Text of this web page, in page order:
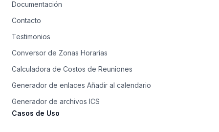
Documentación
Contacto
Testimonios
Conversor de Zonas Horarias
Calculadora de Costos de Reuniones
Generador de enlaces Añadir al calendario
Generador de archivos ICS
Casos de Uso